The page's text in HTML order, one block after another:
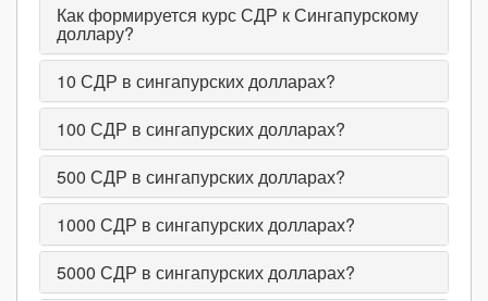
Как формируется курс СДР к Сингапурскому
доллару?
10 СДР в сингапурских долларах?
100 СДР в сингапурских долларах?
500 СДР в сингапурских долларах?
1000 СДР в сингапурских долларах?
5000 СДР в сингапурских долларах?